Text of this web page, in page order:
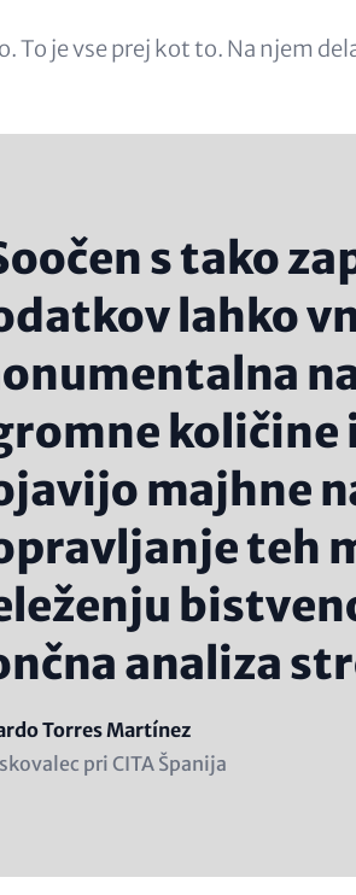
To je vse prej kot to. Na njem
s tako
lahko
majhne
teh
analiza
Torres Martínez
pri CITA Španija